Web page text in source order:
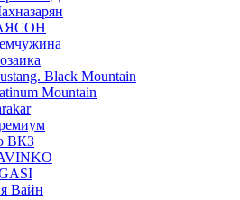
Black Mountain
Mountain
ВКЗ
Вайн